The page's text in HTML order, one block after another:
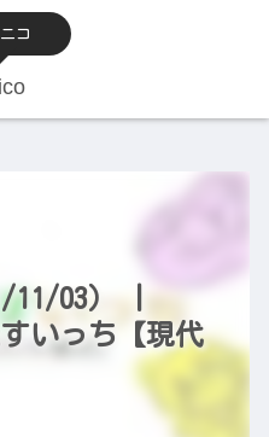
コ
11/03） |
いっち【現代